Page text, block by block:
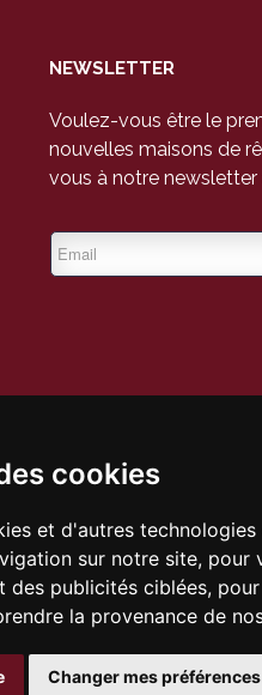
cookies
et d'autres
sur notre site, pour
des publicités ciblées,
la provenance de
Changer mes préférences
NEWSLETTER
Voulez-vous être le
nouvelles maisons de
vous à notre newsletter
2006